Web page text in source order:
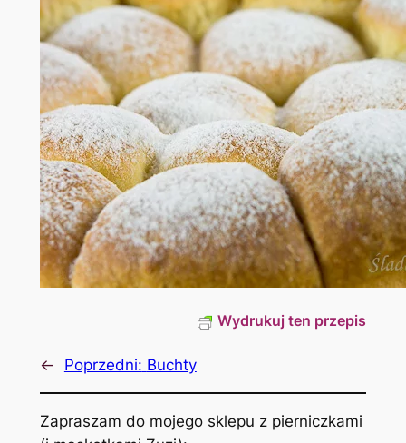
Wydrukuj ten przepis
← Poprzedni: Buchty
Zapraszam do mojego sklepu z pierniczkami